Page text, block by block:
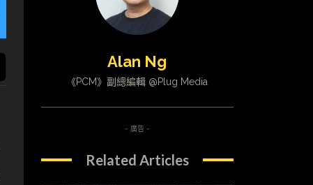
Alan Ng
《PCM》副總編輯 @Plug Media
- 廣告 -
Related Articles